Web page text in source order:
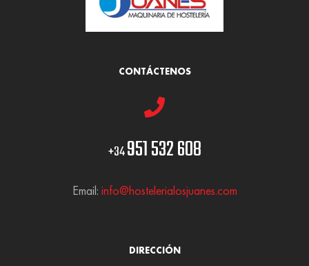
CONTÁCTENOS
+34951 532 608
Email: info@hostelerialosjuanes.com
DIRECCIÓN